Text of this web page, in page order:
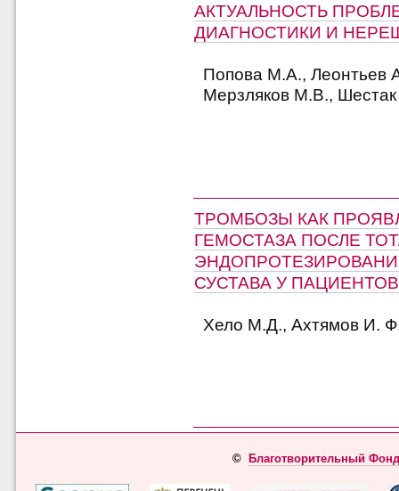
АКТУАЛЬНОСТЬ
ДИАГНОСТИКИ И
Попова М.А., Леонтьев
Мерзляков М.В.,
ТРОМБОЗЫ КАК
ГЕМОСТАЗА ПОСЛЕ
СУСТАВА У
Хело М.Д., Ахтямов И.
© Благотворительный